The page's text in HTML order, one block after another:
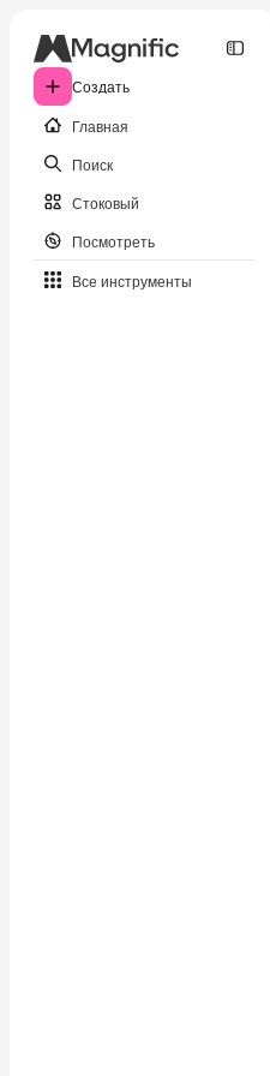
Создать
Главная
Поиск
Стоковый
Посмотреть
Все инструменты